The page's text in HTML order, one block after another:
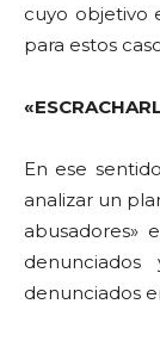
cuyo objetivo
para estos
En ese
analizar un
abusadores»
denunciados